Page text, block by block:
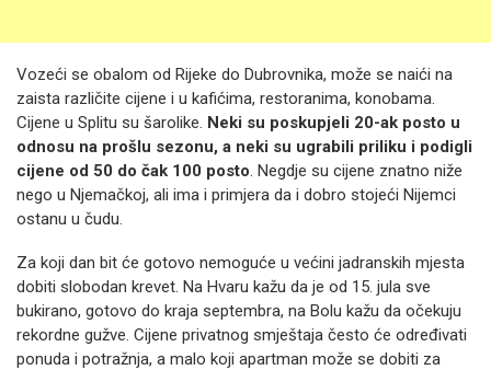
Vozeći se obalom od Rijeke do Dubrovnika, može se naići na
zaista različite cijene i u kafićima, restoranima, konobama.
Cijene u Splitu su šarolike. Neki su poskupjeli 20-ak posto u
odnosu na prošlu sezonu, a neki su ugrabili priliku i podigli
cijene od 50 do čak 100 posto. Negdje su cijene znatno niže
nego u Njemačkoj, ali ima i primjera da i dobro stojeći Nijemci
ostanu u čudu.
Za koji dan bit će gotovo nemoguće u većini jadranskih mjesta
dobiti slobodan krevet. Na Hvaru kažu da je od 15. jula sve
bukirano, gotovo do kraja septembra, na Bolu kažu da očekuju
rekordne gužve. Cijene privatnog smještaja često će određivati
ponuda i potražnja, a malo koji apartman može se dobiti za